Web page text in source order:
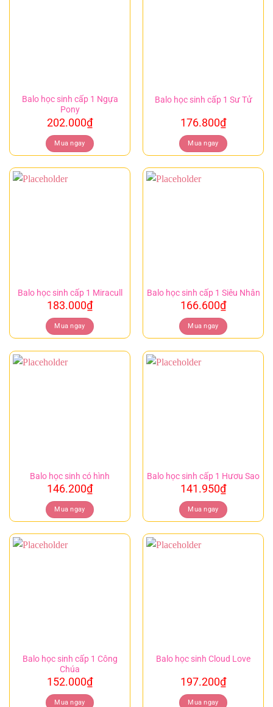
Balo học sinh cấp 1 Ngựa
Pony
202.000₫
Mua ngay
Balo học sinh cấp 1 Sư Tử
176.800₫
Mua ngay
Balo học sinh cấp 1 Miracull
183.000₫
Mua ngay
Balo học sinh cấp 1 Siêu Nhân
166.600₫
Mua ngay
Balo học sinh có hình
146.200₫
Mua ngay
Balo học sinh cấp 1 Hươu Sao
141.950₫
Mua ngay
Balo học sinh cấp 1 Công
Chúa
152.000₫
Mua ngay
Balo học sinh Cloud Love
197.200₫
Mua ngay